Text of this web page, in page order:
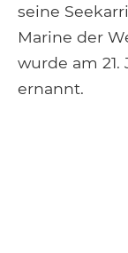
seine
Marine der
wurde am 21.
ernannt.